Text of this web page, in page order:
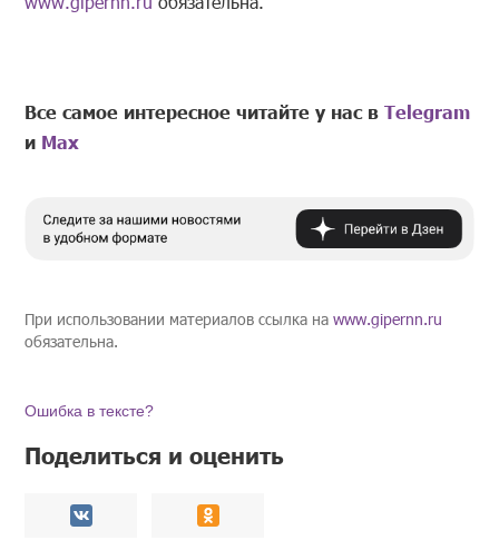
Все самое интересное читайте у нас вTelegram
и Mах
При использовании материалов ссылка наwww.gipernn.ru
обязательна.
Ошибка в тексте?
Поделиться и оценить